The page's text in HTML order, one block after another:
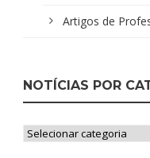
Artigos de
NOTÍCIAS POR
Notícias